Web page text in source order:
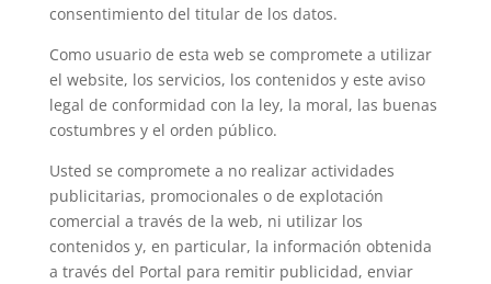
consentimiento del titular de los datos.
Como usuario de esta web se compromete a utilizar
el website, los servicios, los contenidos y este aviso
legal de conformidad con la ley, la moral, las buenas
costumbres y el orden público.
Usted se compromete a no realizar actividades
publicitarias, promocionales o de explotación
comercial a través de la web, ni utilizar los
contenidos y, en particular, la información obtenida
a través del Portal para remitir publicidad, enviar